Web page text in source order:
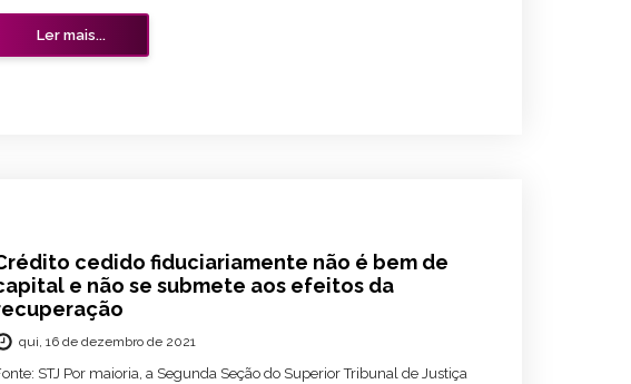
Ler mais...
cedido fiduciariamente não é bem de
e não se submete aos efeitos da
qui, 16 de dezembro de 2021
STJ Por maioria, a Segunda Seção do Superior Tribunal de Justiça